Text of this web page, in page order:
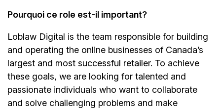
Pourquoi ce role est-il important?
Loblaw Digital is the team responsible for building
and operating the online businesses of Canada’s
largest and most successful retailer. To achieve
these goals, we are looking for talented and
passionate individuals who want to collaborate
and solve challenging problems and make